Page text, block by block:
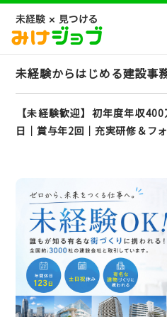
未経験からはじめる建設事
【未経験歓迎】初年度年収
日│賞与年2回│充実研修＆フ